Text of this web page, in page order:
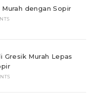
dengan Sopir
Gresik Murah Lepas